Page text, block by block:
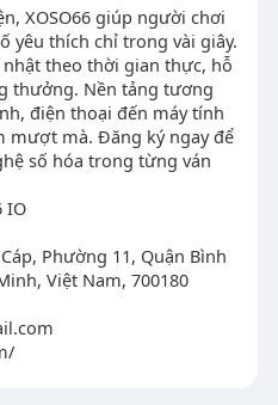
XOSO66 giúp người chơi
yêu thích chỉ trong vài giây.
theo thời gian thực, hỗ
thưởng. Nền tảng tương
điện thoại đến máy tính
mượt mà. Đăng ký ngay để
số hóa trong từng ván
IO
Phường 11, Quận Bình
Việt Nam, 700180